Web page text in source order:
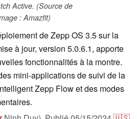
Active. (Source de
: Amazfit)
de Zepp OS 3.5 sur la
à jour, version 5.0.6.1, apporte
fonctionnalités à la montre.
mini-applications de suivi de la
Zepp Flow et des modes